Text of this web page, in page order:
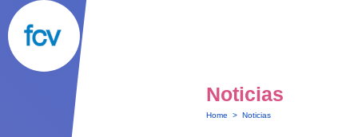
Noticias
Home > Noticias